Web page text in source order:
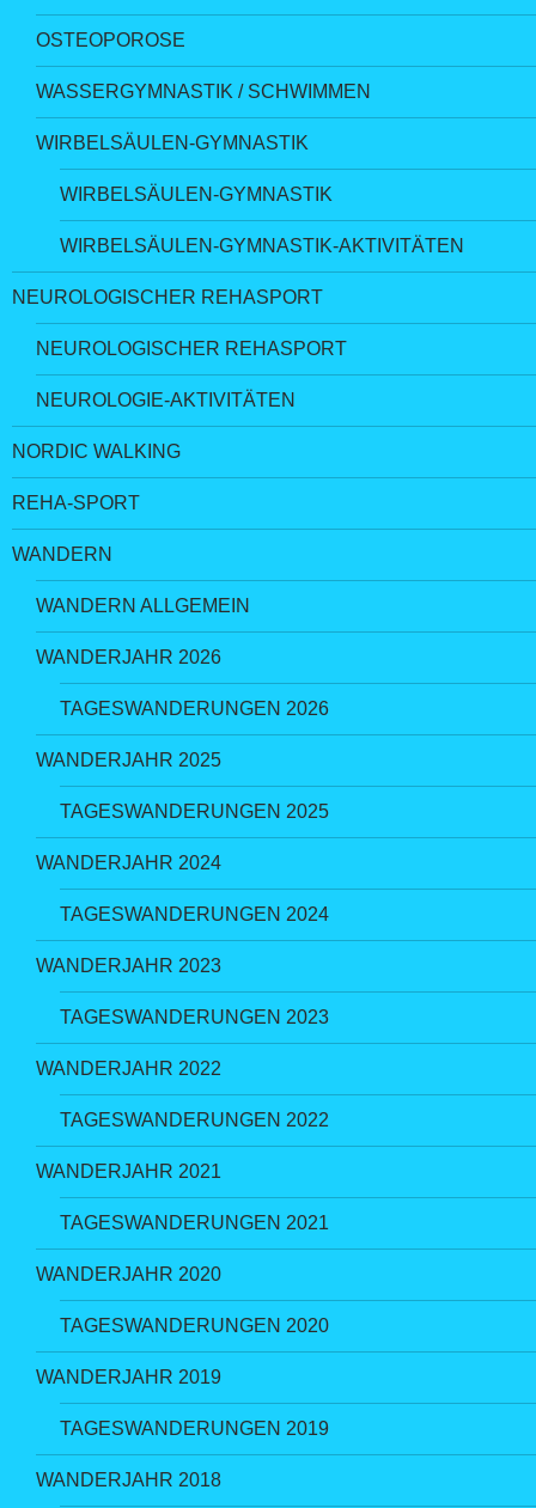
OSTEOPOROSE
WASSERGYMNASTIK / SCHWIMMEN
WIRBELSÄULEN-GYMNASTIK
WIRBELSÄULEN-GYMNASTIK
WIRBELSÄULEN-GYMNASTIK-AKTIVITÄTEN
NEUROLOGISCHER REHASPORT
NEUROLOGISCHER REHASPORT
NEUROLOGIE-AKTIVITÄTEN
NORDIC WALKING
REHA-SPORT
WANDERN
WANDERN ALLGEMEIN
WANDERJAHR 2026
TAGESWANDERUNGEN 2026
WANDERJAHR 2025
TAGESWANDERUNGEN 2025
WANDERJAHR 2024
TAGESWANDERUNGEN 2024
WANDERJAHR 2023
TAGESWANDERUNGEN 2023
WANDERJAHR 2022
TAGESWANDERUNGEN 2022
WANDERJAHR 2021
TAGESWANDERUNGEN 2021
WANDERJAHR 2020
TAGESWANDERUNGEN 2020
WANDERJAHR 2019
TAGESWANDERUNGEN 2019
WANDERJAHR 2018